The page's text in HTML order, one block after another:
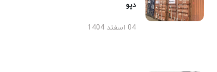
دپو
04 اسفند 1404